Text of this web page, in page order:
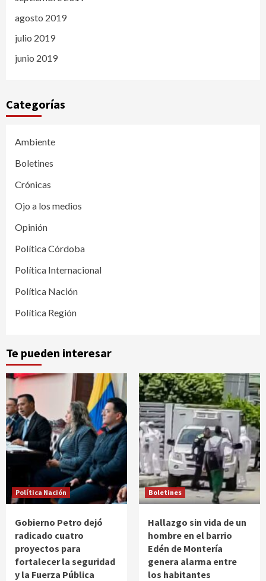
agosto 2019
julio 2019
junio 2019
Categorías
Ambiente
Boletines
Crónicas
Ojo a los medios
Opinión
Política Córdoba
Política Internacional
Política Nación
Política Región
Te pueden interesar
Política Nación
Gobierno Petro dejó
radicado cuatro
proyectos para
fortalecer la seguridad
y la Fuerza Pública
Boletines
Hallazgo sin vida de un
hombre en el barrio
Edén de Montería
genera alarma entre
los habitantes